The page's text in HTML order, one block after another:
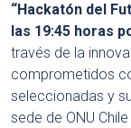
“Hackatón del
las 19:45 horas
través de la
comprometidos
seleccionadas y
sede de ONU